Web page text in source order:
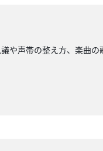
や声帯の整え方、楽曲